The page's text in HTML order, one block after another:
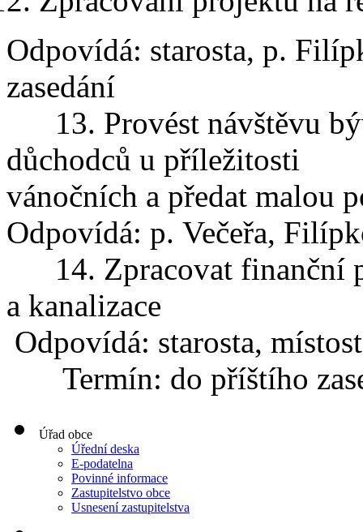
Odpovídá: starosta, p.
zasedání
13. Provést návštěvu
důchodců u
vánočních a předat malou
Odpovídá: p. Večeřa,
14. Zpracovat finanční
a kanalizace
Odpovídá: starosta,
Termín: do příštího
Úřad obce
Úřední deska
E-podatelna
Povinné informace
Zastupitelstvo obce
Usnesení zastupitelstva